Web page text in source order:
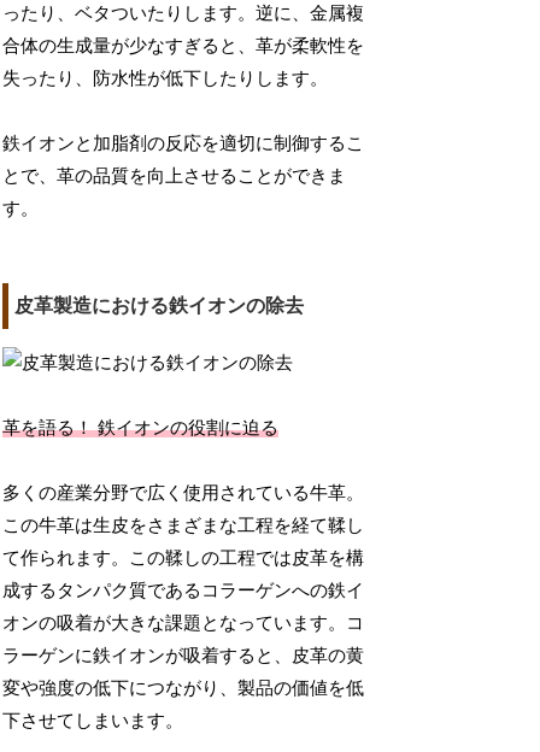
ったり、ベタついたりします。逆に、金属複
合体の生成量が少なすぎると、革が柔軟性を
失ったり、防水性が低下したりします。
鉄イオンと加脂剤の反応を適切に制御するこ
とで、革の品質を向上させることができま
す。
皮革製造における鉄イオンの除去
革を語る！ 鉄イオンの役割に迫る
多くの産業分野で広く使用されている牛革。
この牛革は生皮をさまざまな工程を経て鞣し
て作られます。この鞣しの工程では皮革を構
成するタンパク質であるコラーゲンへの鉄イ
オンの吸着が大きな課題となっています。コ
ラーゲンに鉄イオンが吸着すると、皮革の黄
変や強度の低下につながり、製品の価値を低
下させてしまいます。